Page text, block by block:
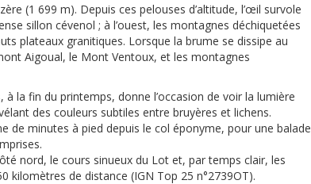
(1 699 m). Depuis ces pelouses d’altitude, l’œil survole
sillon cévenol ; à l’ouest, les montagnes déchiquetées
plateaux granitiques. Lorsque la brume se dissipe au
Aigoual, le Mont Ventoux, et les montagnes
à la fin du printemps, donne l’occasion de voir la lumière
des couleurs subtiles entre bruyères et lichens.
de minutes à pied depuis le col éponyme, pour une balade
nord, le cours sinueux du Lot et, par temps clair, les
kilomètres de distance (IGN Top 25 n°2739OT).